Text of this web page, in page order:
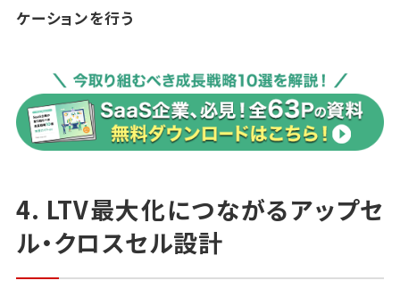
ケーションを行う
4. LTV最大化につながるアップセ
ル・クロスセル設計